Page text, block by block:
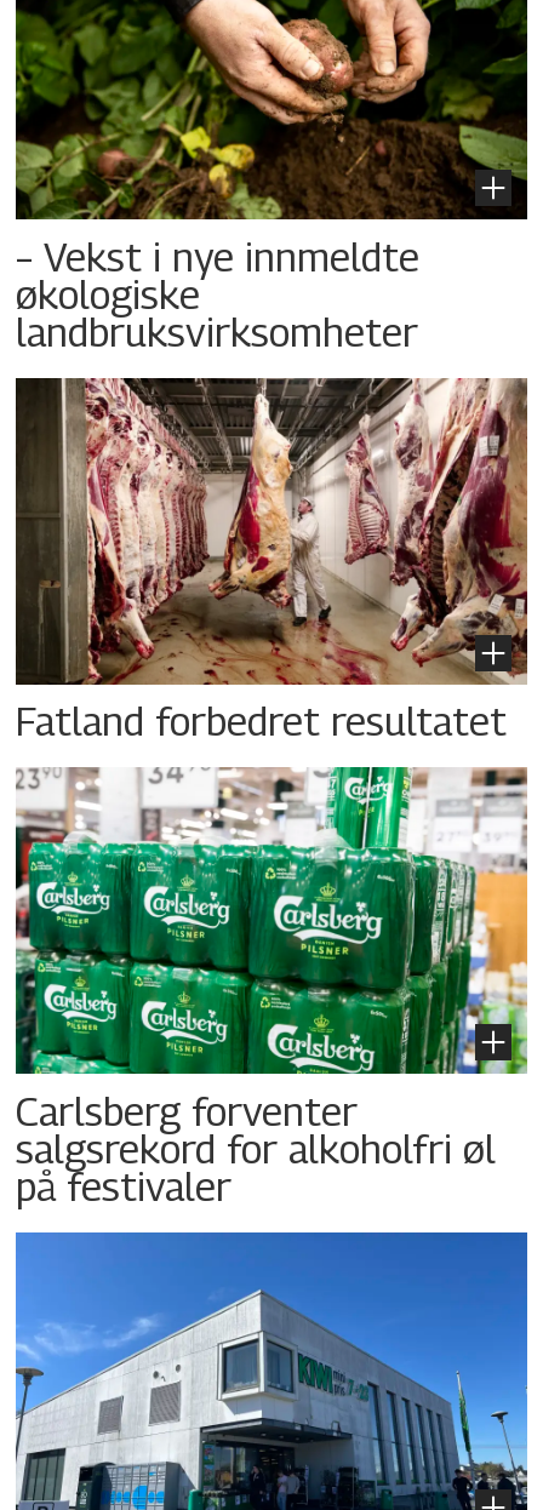
– Vekst i nye innmeldte
økologiske
landbruksvirksomheter
Fatland forbedret resultatet
Carlsberg forventer
salgsrekord for alkoholfri øl
på festivaler